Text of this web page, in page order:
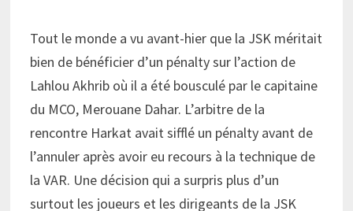
Tout le monde a vu avant-hier que la JSK méritait
bien de bénéficier d’un pénalty sur l’action de
Lahlou Akhrib où il a été bousculé par le capitaine
du MCO, Merouane Dahar. L’arbitre de la
rencontre Harkat avait sifflé un pénalty avant de
l’annuler après avoir eu recours à la technique de
la VAR. Une décision qui a surpris plus d’un
surtout les joueurs et les dirigeants de la JSK